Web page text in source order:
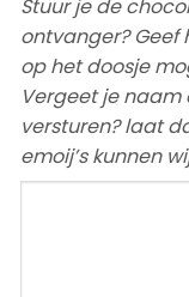
Stuur je de
ontvanger? Geef
op het doosje
Vergeet je naam
versturen? laat
emoij’s kunnen